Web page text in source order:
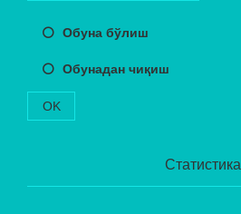
Обуна бўлиш
Обунадан чиқиш
OK
Статистика